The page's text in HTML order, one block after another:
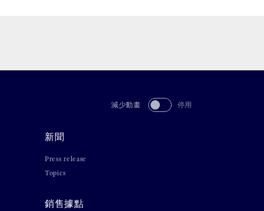
減少動畫 停用
新聞
Press release
Topics
銷售據點